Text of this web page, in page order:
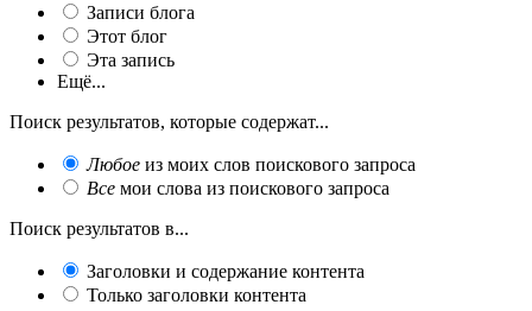
Записи блога
Этот блог
Эта запись
Ещё...
Поиск результатов, которые содержат...
Любое из моих слов поискового запроса
Все мои слова из поискового запроса
Поиск результатов в...
Заголовки и содержание контента
Только заголовки контента